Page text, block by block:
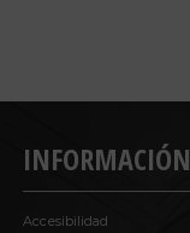
INFORMACIÓN
Accesibilidad